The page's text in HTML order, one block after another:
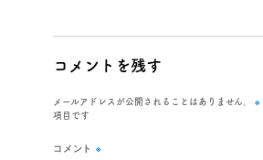
コメントを残す
メールアドレスが公開されることはありません。 ※
項目です
コメント ※